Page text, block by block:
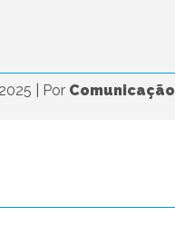
Por Comunicação